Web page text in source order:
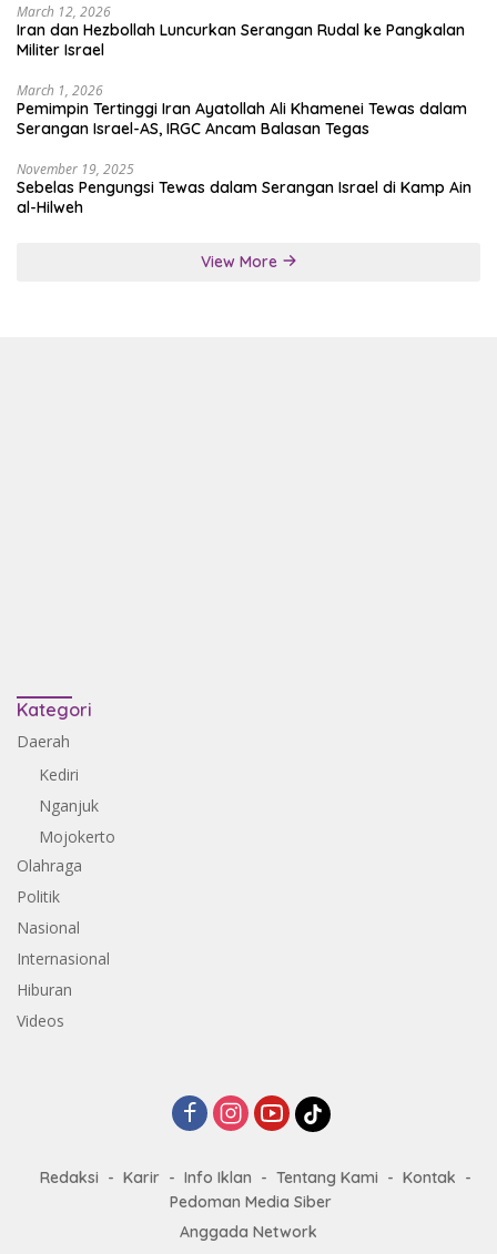
March 12, 2026
Iran dan Hezbollah Luncurkan Serangan Rudal ke Pangkalan
Militer Israel
March 1, 2026
Pemimpin Tertinggi Iran Ayatollah Ali Khamenei Tewas dalam
Serangan Israel-AS, IRGC Ancam Balasan Tegas
November 19, 2025
Sebelas Pengungsi Tewas dalam Serangan Israel di Kamp Ain
al-Hilweh
View More
Kategori
Daerah
Kediri
Nganjuk
Mojokerto
Olahraga
Politik
Nasional
Internasional
Hiburan
Videos
Redaksi Karir Info Iklan Tentang Kami
Kontak
Pedoman Media Siber
Anggada Network